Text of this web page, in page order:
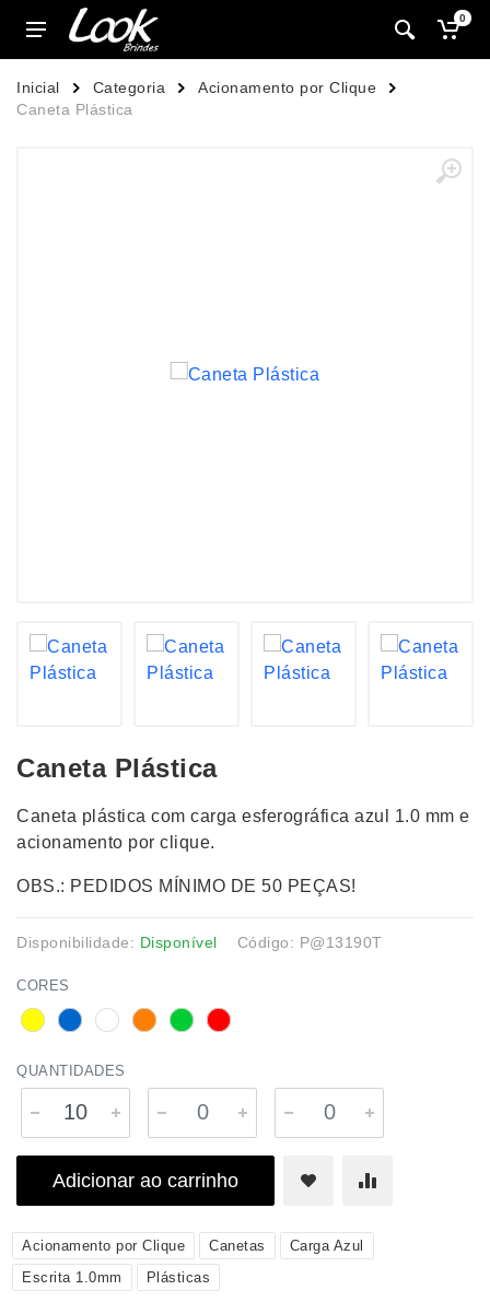
0
Inicial Categoria
Acionamento por Clique
Caneta Plástica
Caneta Plástica
Caneta plástica com carga esferográfica azul 1.0 mm e
acionamento por clique.
OBS.: PEDIDOS MÍNIMO DE 50 PEÇAS!
Disponibilidade: Disponível Código: P@13190T
CORES
QUANTIDADES
Adicionar ao carrinho
Acionamento por Clique Canetas
Carga Azul
Escrita 1.0mm
Plásticas